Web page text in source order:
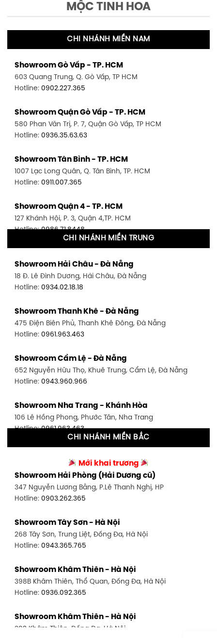
MỘC TINH HOA
CHI NHÁNH MIỀN NAM
Showroom Gò Vấp - TP. HCM
603 Quang Trung, Q. Gò Vấp, TP HCM
Hotline: 0902.227.365
Showroom Quận Gò Vấp - TP. HCM
580 Phan Văn Trị, P. 7, Quận Gò Vấp, TP HCM
Hotline: 0936.35.63.63
Showroom Tân Bình - TP. HCM
1007 Lạc Long Quân, Q. Tân Bình, TP. HCM
Hotline: 0911.007.365
Showroom Quận 4 - TP. HCM
127 Khánh Hội, P. 3, Quận 4,TP. HCM
Hotline:0986.71.8448
1411 Đường 3/2, P. 16, Quận 11, TP. HCM
Hotline:0906.256.759
1448 Huỳnh Tấn Phát, Phú Thuận, Quận 7, TP HCM
Hotline:0946.480.580
348 Đ. Bạch Đằng, P. 14, Bình Thạnh, TP HCM
Hotline:0902.716.230
591 Hoàng Văn Thụ, P. 4, Tân Bình, TP HCM
Hotline:0906.256.759
Showroom Tân Bình 2 - TP. HCM
0986.71.8448
Showroom Thuận An - Bình Dương
66 đường DT743, An Phú, Thuận An, Bình Dương
Showroom Biên Hòa - Đồng Nai
452 Nguyễn Ái Quốc, Tân Tiến, TP. Biên Hòa, Đồng Nai
CHI NHÁNH MIỀN TRUNG
Showroom Hải Châu - Đà Nẵng
18 Đ. Lê Đình Dương, Hải Châu, Đà Nẵng
Hotline: 0934.02.18.18
Showroom Thanh Khê - Đà Nẵng
475 Điện Biên Phủ, Thanh Khê Đông, Đà Nẵng
Hotline: 0961.963.463
Showroom Cẩm Lệ - Đà Nẵng
652 Nguyễn Hữu Thọ, Khuê Trung, Cẩm Lệ, Đà Nẵng
Hotline: 0943.960.966
Showroom Nha Trang - Khánh Hòa
106 Lê Hồng Phong, Phước Tân, Nha Trang
Hotline:0961.963.463
27-29 Nguyễn Sỹ Sách, Hưng Bình, TP Vinh, Nghệ An
Hotline:0943.960.966
Showroom Buôn Ma Thuột
Hotline:0934.02.18.18
CHI NHÁNH MIỀN BẮC
Mới khai trương
Showroom Hải Phòng (Hải Dương cũ)
347 Nguyễn Lương Bằng, P.Lê Thanh Nghị, HP
Hotline: 0903.262.365
Showroom Tây Sơn - Hà Nội
268 Tây Sơn, Trung Liệt, Đống Đa, Hà Nội
Hotline: 0943.365.765
Showroom Khâm Thiên - Hà Nội
398B Khâm Thiên, Thổ Quan, Đống Đa, Hà Nội
Hotline: 0936.092.365
Showroom Khâm Thiên - Hà Nội
302 Khâm Thiên, Đống Đa, Hà Nội